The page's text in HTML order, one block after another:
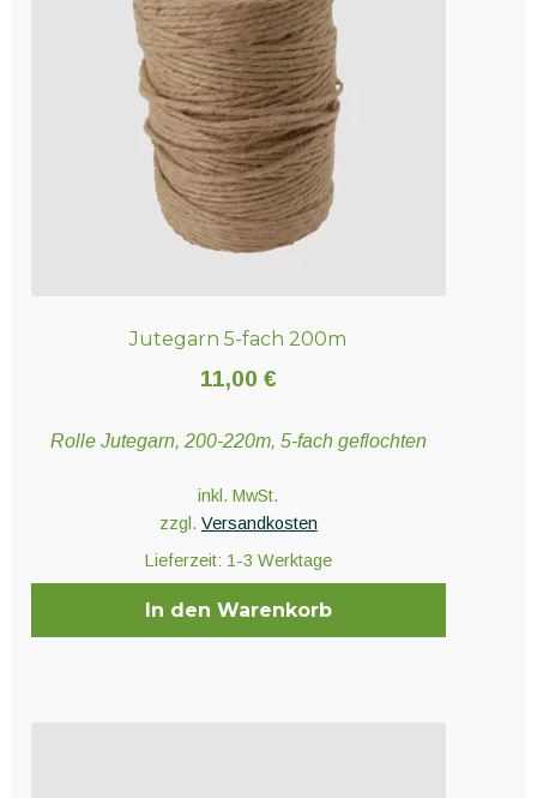
Jutegarn 5-fach 200m
11,00 €
Rolle Jutegarn, 200-220m, 5-fach geflochten
inkl. MwSt.
zzgl. Versandkosten
Lieferzeit: 1-3 Werktage
In den Warenkorb